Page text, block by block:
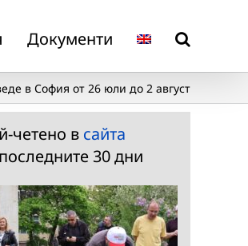
Документи
в София от 26 юли до 2 август
четено в сайта
30 дни